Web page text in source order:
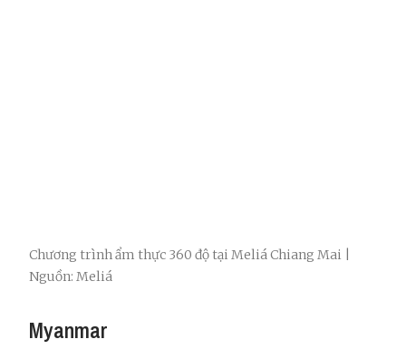
Chương trình ẩm thực 360 độ tại Meliá Chiang Mai |
Nguồn: Meliá
Myanmar